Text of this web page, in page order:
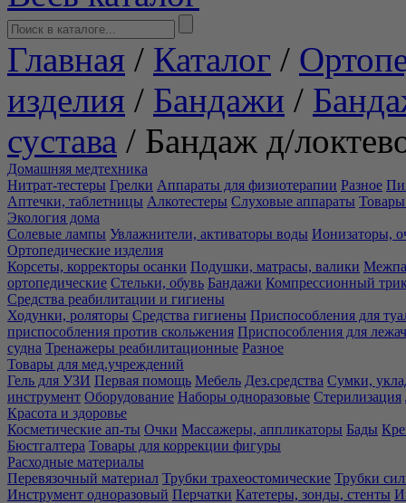
Главная / Каталог /
изделия / Бандажи /
сустава / Бандаж д/
Домашняя медтехника
Нитрат-тестеры Грелки Аппараты для физиотерапии Разное
Аптечки, таблетницы Алкотестеры Слуховые аппараты Товары
Экология дома
Солевые лампы Увлажнители, активаторы воды Ионизаторы,
Ортопедические изделия
Корсеты, корректоры осанки Подушки, матрасы, валики
ортопедические Стельки, обувь Бандажи Компрессионный
Средства реабилитации и гигиены
Ходунки, роляторы Средства гигиены Приспособления для
приспособления против скольжения Приспособления для
судна Тренажеры реабилитационные Разное
Товары для мед.учреждений
Гель для УЗИ Первая помощь Мебель Дез.средства Сумки,
инструмент Оборудование Наборы одноразовые Стерилизация
Красота и здоровье
Косметические ап-ты Очки Массажеры, аппликаторы Бады
Бюстгалтера Товары для коррекции фигуры
Расходные материалы
Перевязочный материал Трубки трахеостомические Трубки
Инструмент одноразовый Перчатки Катетеры, зонды, стенты